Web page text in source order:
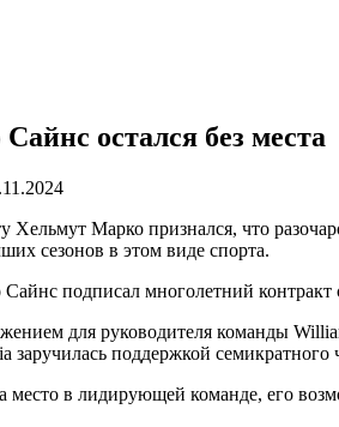
остался без места
Хельмут Марко признался, что
сезонов в этом виде спорта.
подписал многолетний
для руководителя команды
заручилась поддержкой
место в лидирующей команде, его